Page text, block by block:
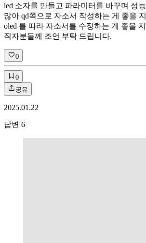
led 소자를 만들고 파라미터를 바꾸며 성
많아 qd쪽으로 자소서 작성하는 게 좋을
oled 를 따라 자소서를 수정하는 게 좋을
직자분들께 조언 부탁 드립니다.
0
0
공유
2025.01.22
답변 6